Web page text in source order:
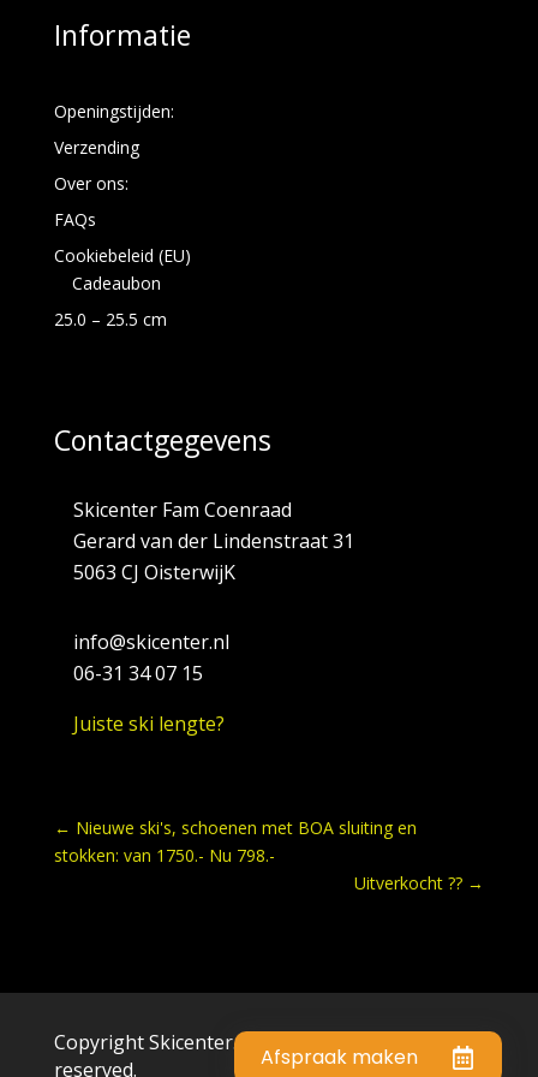
Afspraak maken
Informatie
Openingstijden:
Verzending
Over ons:
FAQs
Cookiebeleid (EU)
Cadeaubon
25.0 – 25.5 cm
Contactgegevens
Skicenter Fam Coenraad
Gerard van der Lindenstraat 31
5063 CJ OisterwijK
info@skicenter.nl
06-31 34 07 15
Juiste ski lengte?
← Nieuwe ski's, schoenen met BOA sluiting en
stokken: van 1750.- Nu 798.-
Uitverkocht ?? →
Copyright Skicenter.nl © 2023 . All rights
reserved.